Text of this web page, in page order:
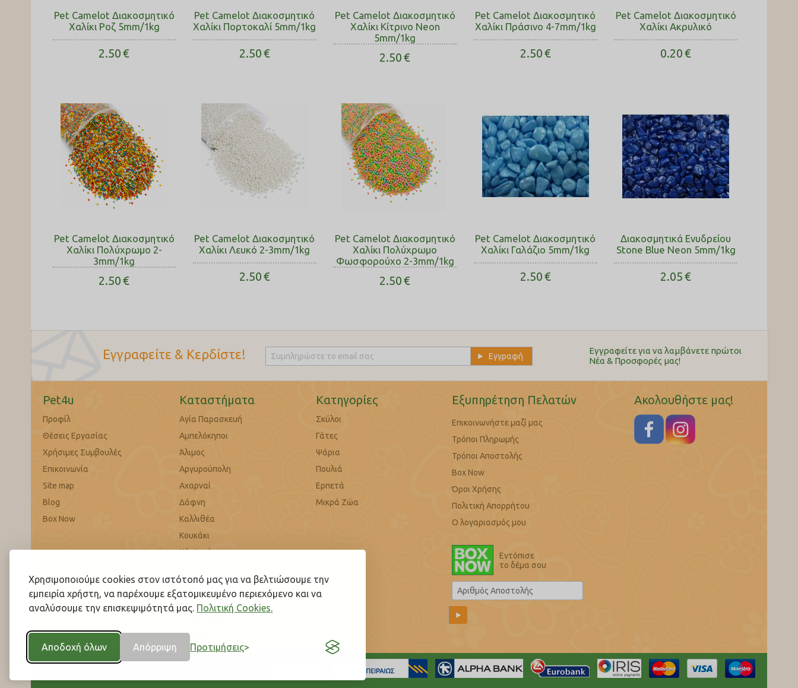
Χρησιμοποιούμε cookies στον ιστότοπό μας για να βελτιώσουμε την
εμπειρία χρήστη, να παρέχουμε εξατομικευμένο περιεχόμενο και να
αναλύσουμε την επισκεψιμότητά μας. Πολιτική Cookies.
Αποδοχή όλων Απόρριψη Προτιμήσεις
Pet Camelot Διακοσμητικό
Χαλίκι Ροζ 5mm/1kg
2.50€
Pet Camelot Διακοσμητικό
Χαλίκι Πορτοκαλί 5mm/1kg
2.50€
Pet Camelot Διακοσμητικό
Χαλίκι Κίτρινο Neon
5mm/1kg
2.50€
Pet Camelot Διακοσμητικό
Χαλίκι Πράσινο 4-7mm/1kg
2.50€
Pet Camelot Διακοσμητικό
Χαλίκι Ακρυλικό
0.20€
Pet Camelot Διακοσμητικό
Χαλίκι Πολύχρωμο 2-
3mm/1kg
2.50€
Pet Camelot Διακοσμητικό
Χαλίκι Λευκό 2-3mm/1kg
2.50€
Pet Camelot Διακοσμητικό
Χαλίκι Πολύχρωμο
Φωσφορούχο 2-3mm/1kg
2.50€
Pet Camelot Διακοσμητικό
Χαλίκι Γαλάζιο 5mm/1kg
2.50€
Διακοσμητικά Ενυδρείου
Stone Blue Neon 5mm/1kg
2.05€
Εγγραφείτε & Κερδίστε!
Εγγραφείτε για να λαμβάνετε πρώτοι
Nέα & Προσφορές μας!
Pet4u
Προφίλ
Θέσεις Εργασίας
Χρήσιμες Συμβουλές
Επικοινωνία
Site map
Blog
Box Now
Καταστήματα
Αγία Παρασκευή
Αμπελόκηποι
Άλιμος
Αργυρούπολη
Αχαρναί
Δάφνη
Καλλιθέα
Κουκάκι
Νέα Ιωνία
Παλαιό Φάληρο
Περιστέρι
Χαλάνδρι
Κατηγορίες
Σκύλοι
Γάτες
Ψάρια
Πουλιά
Ερπετά
Μικρά Ζώα
Εξυπηρέτηση Πελατών
Επικοινωνήστε μαζί μας
Τρόποι Πληρωμής
Τρόποι Αποστολής
Box Now
Όροι Χρήσης
Πολιτική Απορρήτου
Ο λογαριασμός μου
Εντόπισε
το δέμα σου
Ακολουθήστε μας!